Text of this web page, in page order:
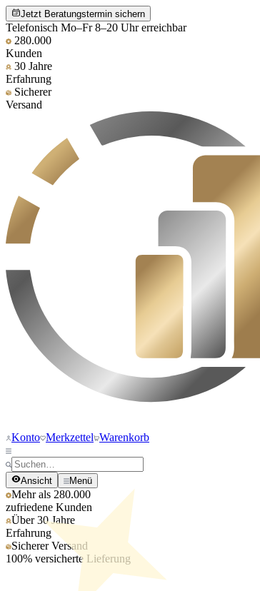
Jetzt Beratungstermin sichern
Telefonisch Mo–Fr 8–20 Uhr erreichbar
280.000
Kunden
30 Jahre
Erfahrung
Sicherer
Versand
Konto Merkzettel Warenkorb
Ansicht Menü
Mehr als 280.000
zufriedene Kunden
Über 30 Jahre
Erfahrung
Sicherer Versand
100% versicherte Lieferung